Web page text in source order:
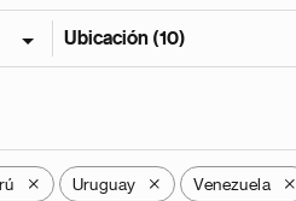
Ubicación (10)
X Uruguay X Venezuela X